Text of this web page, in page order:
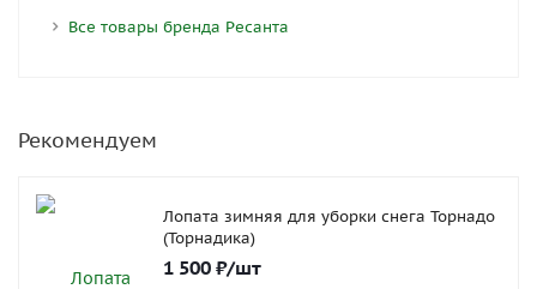
Все товары бренда Ресанта
Рекомендуем
Лопата зимняя для уборки снега Торнадо
(Торнадика)
1 500 ₽/шт